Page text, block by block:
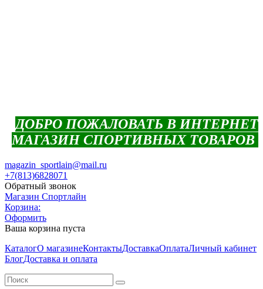
ДОБРО ПОЖАЛОВАТЬ В ИНТЕРНЕТ
МАГАЗИН СПОРТИВНЫХ ТОВАРОВ
magazin_sportlain@mail.ru
+7(813)6828071
Обратный звонок
Магазин Спортлайн
Корзина:
Оформить
Ваша корзина пуста
КаталогО магазинеКонтактыДоставкаОплатаЛичный кабинет
БлогДоставка и оплата